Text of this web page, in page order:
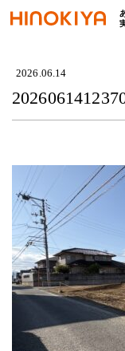
2026.06.14